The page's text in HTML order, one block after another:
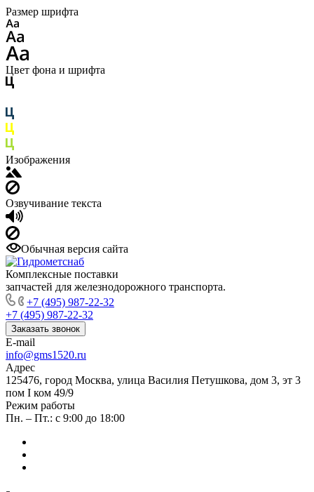
Размер шрифта
Цвет фона и шрифта
Изображения
Озвучивание текста
Обычная версия сайта
Комплексные поставки
запчастей для железнодорожного транспорта.
+7 (495) 987-22-32
+7 (495) 987-22-32
Заказать звонок
E-mail
info@gms1520.ru
Адрес
125476, город Москва, улица Василия Петушкова, дом 3, эт 3
пом I ком 49/9
Режим работы
Пн. – Пт.: с 9:00 до 18:00